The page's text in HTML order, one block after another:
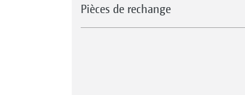
Pièces de rechange